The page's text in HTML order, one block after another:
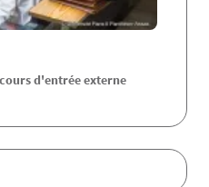
d'entrée externe